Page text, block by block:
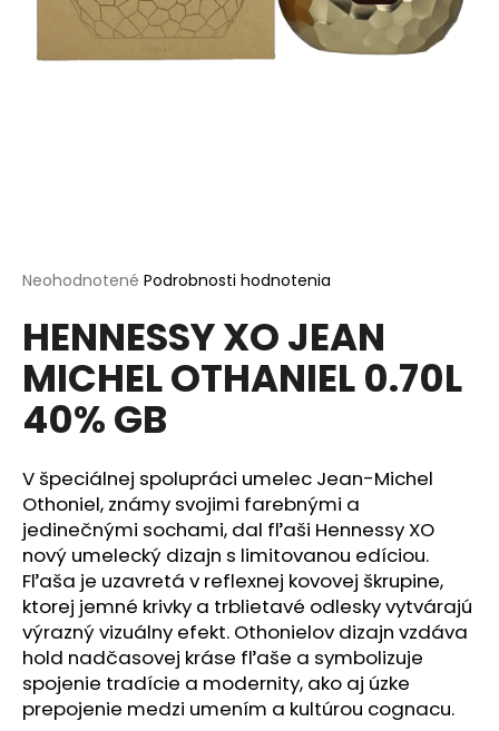
Priemerné
produktu
je
0,0
hviezdičiek.
Neohodnotené Podrobnosti hodnotenia
HENNESSY XO JEAN
MICHEL OTHANIEL 0.70L
40% GB
V špeciálnej spolupráci umelec Jean-Michel
Othoniel, známy svojimi farebnými a
jedinečnými sochami, dal fľaši Hennessy XO
nový umelecký dizajn s limitovanou edíciou.
Fľaša je uzavretá v reflexnej kovovej škrupine,
ktorej jemné krivky a trblietavé odlesky vytvárajú
výrazný vizuálny efekt. Othonielov dizajn vzdáva
hold nadčasovej kráse fľaše a symbolizuje
spojenie tradície a modernity, ako aj úzke
prepojenie medzi umením a kultúrou cognacu.
O
d
p
o
ú
č
a
m
e
PROSECCO
ASOLO
EXTRA
BRUT
0.75L